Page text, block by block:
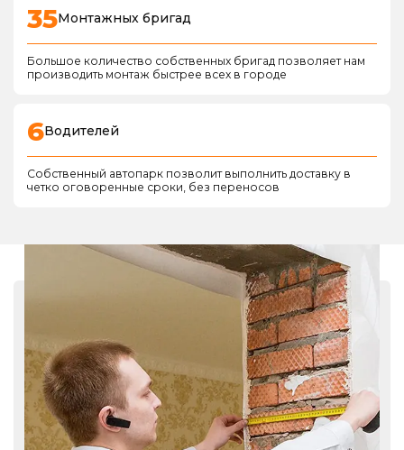
35Монтажных бригад
Большое количество собственных бригад позволяет нам
производить монтаж быстрее всех в городе
6Водителей
Собственный автопарк позволит выполнить доставку в
четко оговоренные сроки, без переносов